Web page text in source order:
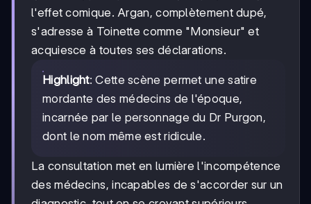
l'effet comique. Argan, complètement dupé,
s'adresse à Toinette comme "Monsieur" et
acquiesce à toutes ses déclarations.
Highlight: Cette scène permet une satire
mordante des médecins de l'époque,
incarnée par le personnage du Dr Purgon,
dont le nom même est ridicule.
La consultation met en lumière l'incompétence
des médecins, incapables de s'accorder sur un